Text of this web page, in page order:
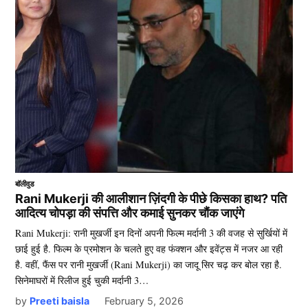
बॉलीवुड
Rani Mukerji की आलीशान ज़िंदगी के पीछे किसका हाथ? पति
आदित्य चोपड़ा की संपत्ति और कमाई सुनकर चौंक जाएंगे
Rani Mukerji: रानी मुखर्जी इन दिनों अपनी फिल्म मर्दानी 3 की वजह से सुर्खियों में
छाई हुई है. फिल्म के प्रमोशन के चलते हुए वह फंक्शन और इवेंट्स में नजर आ रही
है. वहीं, फैंस पर रानी मुखर्जी (Rani Mukerji) का जादू सिर चढ़ कर बोल रहा है.
सिनेमाघरों में रिलीज हुई चुकी मर्दानी 3…
by Preeti baisla February 5, 2026